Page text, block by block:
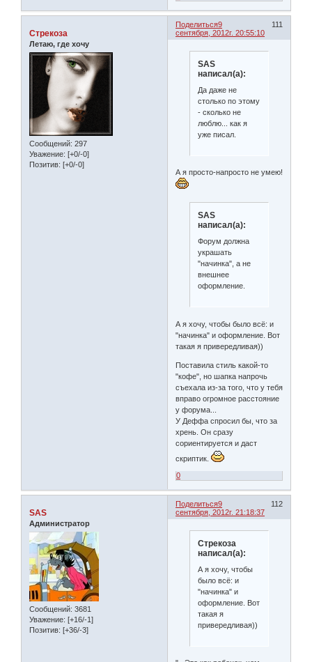
Поделиться 111
9
сентября, 2012г. 20:55:10
Стрекоза
Летаю, где хочу
Сообщений: 297
Уважение: [+0/-0]
Позитив: [+0/-0]
SAS
написал(а):
Да даже не
столько по этому
- сколько не
люблю... как я
уже писал.
А я просто-напросто не умею!
SAS
написал(а):
Форум должна
украшать
"начинка", а не
внешнее
оформление.
А я хочу, чтобы было всё: и
"начинка" и оформление. Вот
такая я привередливая))
Поставила стиль какой-то
"кофе", но шапка напрочь
съехала из-за того, что у тебя
вправо огромное расстояние
у форума...
У Деффа спросил бы, что за
хрень. Он сразу
сориентируется и даст
скриптик.
0
Поделиться 112
9
сентября, 2012г. 21:18:37
SAS
Администратор
Сообщений: 3681
Уважение: [+16/-1]
Позитив: [+36/-3]
Стрекоза
написал(а):
А я хочу, чтобы
было всё: и
"начинка" и
оформление. Вот
такая я
привередливая))